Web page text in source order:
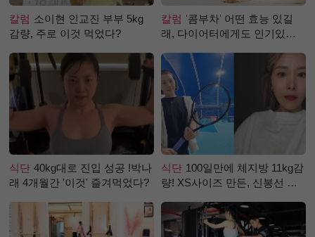
칼럼 소이현 인교진 부부 5kg
감량, 주로 이것 먹었다?
칼럼 '콤부차' 어떤 효능 있길
래, 다이어터에게도 인기있는
식단 40kg대로 진입 성공 !박나
래 4개월간 '이것' 즐겨먹었다?
식단 100일만에 체지방 11kg감
량! XS사이즈 만든, 신봉선 식